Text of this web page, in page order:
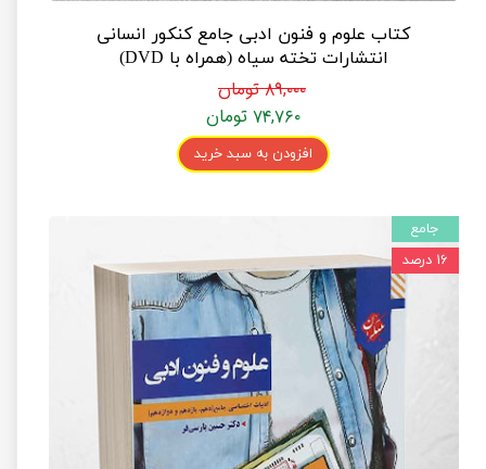
کتاب علوم و فنون ادبی جامع کنکور انسانی
انتشارات تخته سیاه (همراه با DVD)
۸۹,۰۰۰ تومان
۷۴,۷۶۰ تومان
افزودن به سبد خرید
جامع
۱۶ درصد